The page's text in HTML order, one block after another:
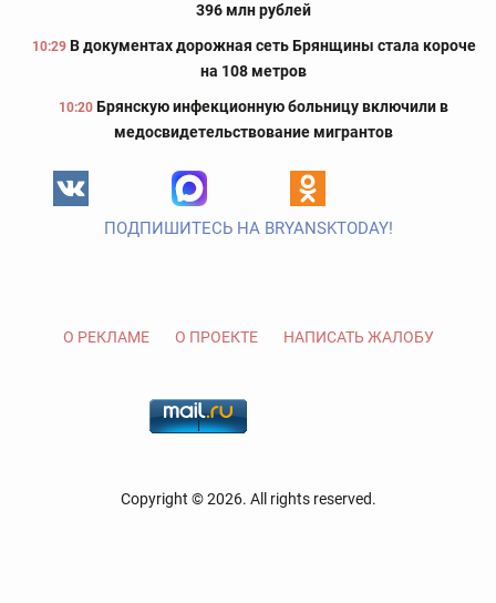
396 млн рублей
10:29 В документах дорожная сеть Брянщины стала короче
на 108 метров
10:20 Брянскую инфекционную больницу включили в
медосвидетельствование мигрантов
ПОДПИШИТЕСЬ НА BRYANSKTODAY!
О РЕКЛАМЕ О ПРОЕКТЕ НАПИСАТЬ ЖАЛОБУ
Copyright © 2026. All rights reserved.